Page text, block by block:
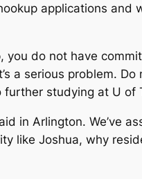
applications and
do not have
a serious problem.
further studying at U of
in Arlington. We’ve
like Joshua, why